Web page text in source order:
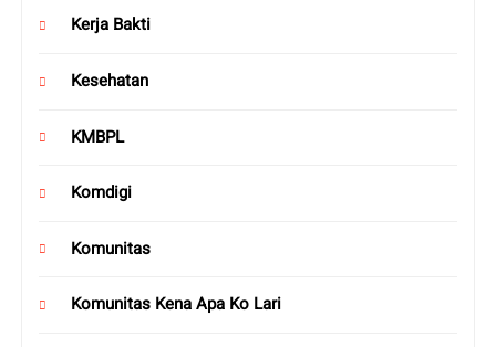
Kerja Bakti
Kesehatan
KMBPL
Komdigi
Komunitas
Komunitas Kena Apa Ko Lari